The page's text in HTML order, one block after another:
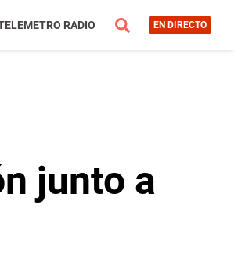
RADIO EN DIRECTO
junto a